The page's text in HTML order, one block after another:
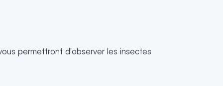
permettront d'observer les insectes